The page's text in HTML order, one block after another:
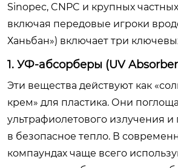
Sinopec, CNPC и крупных
включая передовые игроки
Ханьбан») включает три
1. УФ-абсорберы (UV
Эти вещества действуют как
крем» для пластика. Они
ультрафиолетового излучения
в безопасное тепло. В
компаундах чаще всего